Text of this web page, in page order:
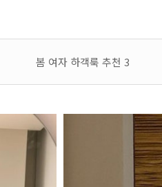
봄 여자 하객룩 추천 3